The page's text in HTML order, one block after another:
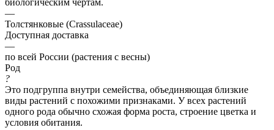
—
Толстянковые (Crassulaceae)
Доступная доставка
—
по всей России (растения с весны)
Род
?
Это подгруппа внутри семейства, объединяющая близкие
виды растений с похожими признаками. У всех растений
одного рода обычно схожая форма роста, строение цветка и
условия обитания.